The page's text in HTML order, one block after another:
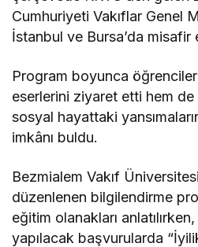
Cumhuriyeti Vakıflar Genel
İstanbul ve Bursa’da misafir
Program boyunca
eserlerini ziyaret etti hem de
sosyal hayattaki
imkânı buldu.
Bezmialem Vakıf
düzenlenen bilgilendirme
eğitim olanakları anlatılırken,
yapılacak başvurularda